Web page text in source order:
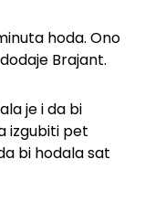
hoda. Ono
Brajant.
je i da bi
izgubiti pet
bi hodala sat